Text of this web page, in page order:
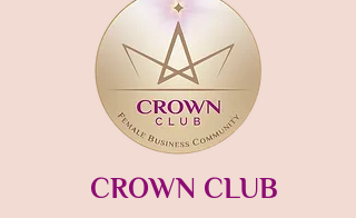
CROWN CLUB